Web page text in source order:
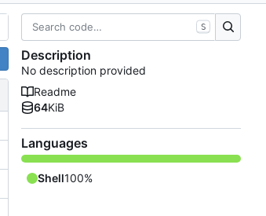
S
Description
No description provided
Readme
64KiB
Languages
Shell100%